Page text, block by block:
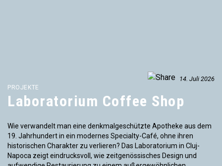
14. Juli 2026
PROJEKTE
Laboratorium Coffee Shop
Wie verwandelt man eine denkmalgeschützte Apotheke aus dem
19. Jahrhundert in ein modernes Specialty-Café, ohne ihren
historischen Charakter zu verlieren? Das Laboratorium in Cluj-
Napoca zeigt eindrucksvoll, wie zeitgenössisches Design und